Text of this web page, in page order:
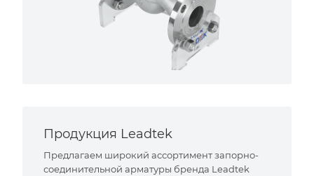
Продукция Leadtek
Предлагаем широкий ассортимент запорно-
соединительной арматуры бренда Leadtek